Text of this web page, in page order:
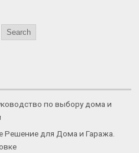
по выбору дома и
Решение для Дома и Гаража.